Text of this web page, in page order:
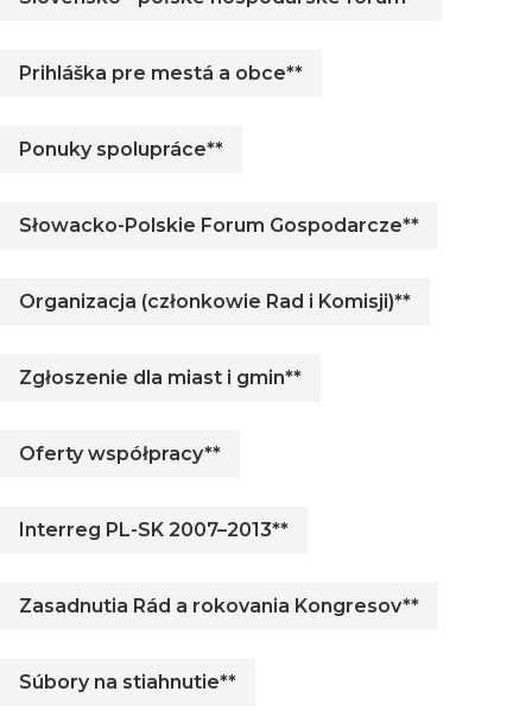
Prihláška pre mestá a obce**
Ponuky spolupráce**
Słowacko-Polskie Forum Gospodarcze**
Organizacja (członkowie Rad i Komisji)**
Zgłoszenie dla miast i gmin**
Oferty współpracy**
Interreg PL-SK 2007–2013**
Zasadnutia Rád a rokovania Kongresov**
Súbory na stiahnutie**